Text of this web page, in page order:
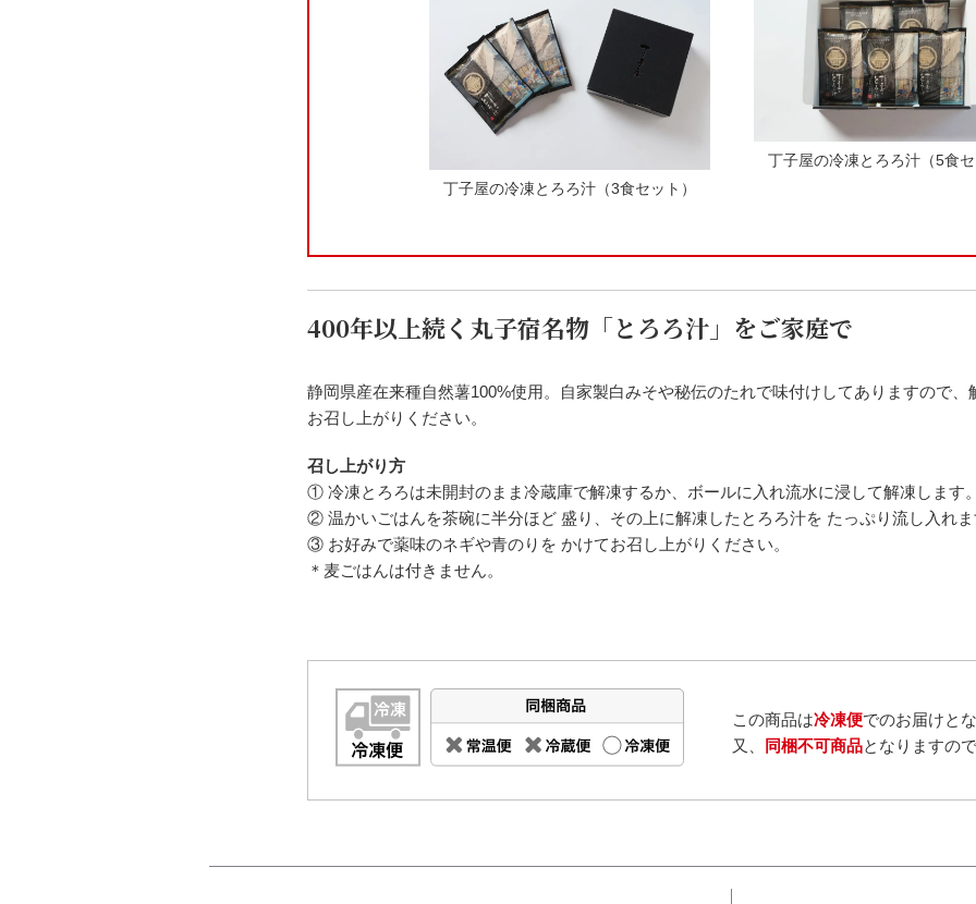
丁子屋の冷凍とろろ汁（3食セット）
丁子屋の冷凍とろろ汁（5食セ
400年以上続く丸子宿名物「とろろ汁」をご家庭で
静岡県産在来種自然薯100%使用。自家製白みそや秘伝のたれで味付けしてありますので、
お召し上がりください。
召し上がり方
① 冷凍とろろは未開封のまま冷蔵庫で解凍するか、ボールに入れ流水に浸して解凍します。
② 温かいごはんを茶碗に半分ほど 盛り、その上に解凍したとろろ汁を たっぷり流し入れま
③ お好みで薬味のネギや青のりを かけてお召し上がりください。
＊麦ごはんは付きません。
この商品は冷凍便でのお届けとな
又、
同梱不可商品となりますの